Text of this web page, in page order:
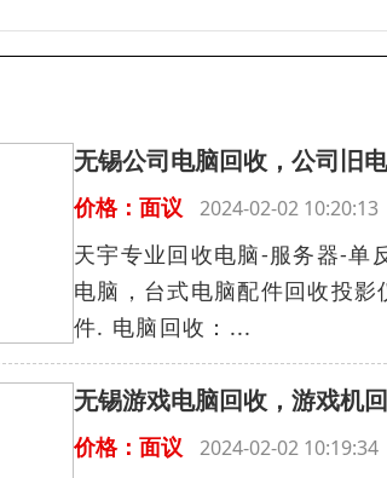
无锡公司电脑回收，公司旧
价格：面议 2024-02-02
天宇专业回收电脑-服务器-
电脑，台式电脑配件回收投
件. 电脑回收：...
无锡游戏电脑回收，游戏机
价格：面议 2024-02-02